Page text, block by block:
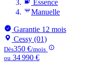
Essence
Manuelle
Garantie 12 mois
Cessy (01)
Dès350 €/mois
ou 34 990 €